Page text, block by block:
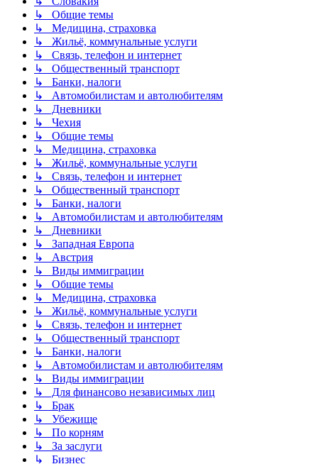
↳ Общие темы
↳ Медицина, страховка
↳ Жильё, коммунальные услуги
↳ Связь, телефон и интернет
↳ Общественный транспорт
↳ Банки, налоги
↳ Автомобилистам и автолюбителям
↳ Дневники
↳ Чехия
↳ Общие темы
↳ Медицина, страховка
↳ Жильё, коммунальные услуги
↳ Связь, телефон и интернет
↳ Общественный транспорт
↳ Банки, налоги
↳ Автомобилистам и автолюбителям
↳ Дневники
↳ Западная Европа
↳ Австрия
↳ Виды иммиграции
↳ Общие темы
↳ Медицина, страховка
↳ Жильё, коммунальные услуги
↳ Связь, телефон и интернет
↳ Общественный транспорт
↳ Банки, налоги
↳ Автомобилистам и автолюбителям
↳ Виды иммиграции
↳ Для финансово независимых лиц
↳ Брак
↳ Убежище
↳ По корням
↳ За заслуги
↳ Бизнес